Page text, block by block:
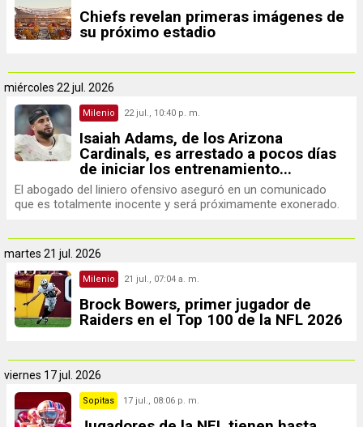
Chiefs revelan primeras imágenes de
su próximo estadio
miércoles 22 jul. 2026
Milenio 22 jul., 10:40 p. m.
Isaiah Adams, de los Arizona
Cardinals, es arrestado a pocos días
de iniciar los entrenamiento...
El abogado del liniero ofensivo aseguró en un comunicado
que es totalmente inocente y será próximamente exonerado.
martes 21 jul. 2026
Milenio 21 jul., 07:04 a. m.
Brock Bowers, primer jugador de
Raiders en el Top 100 de la NFL 2026
viernes 17 jul. 2026
Sopitas 17 jul., 08:06 p. m.